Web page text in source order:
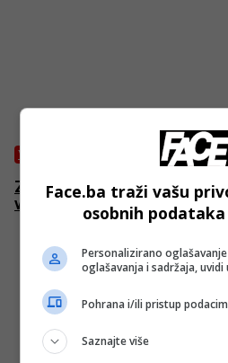
VRIJEME
Znate li šta su hamsin i
vam donosi odgovore
Face.ba traži vašu
osobnih podataka
Personalizirano
oglašavanja i sadržaja,
Pohrana i/ili pristup
Saznajte više